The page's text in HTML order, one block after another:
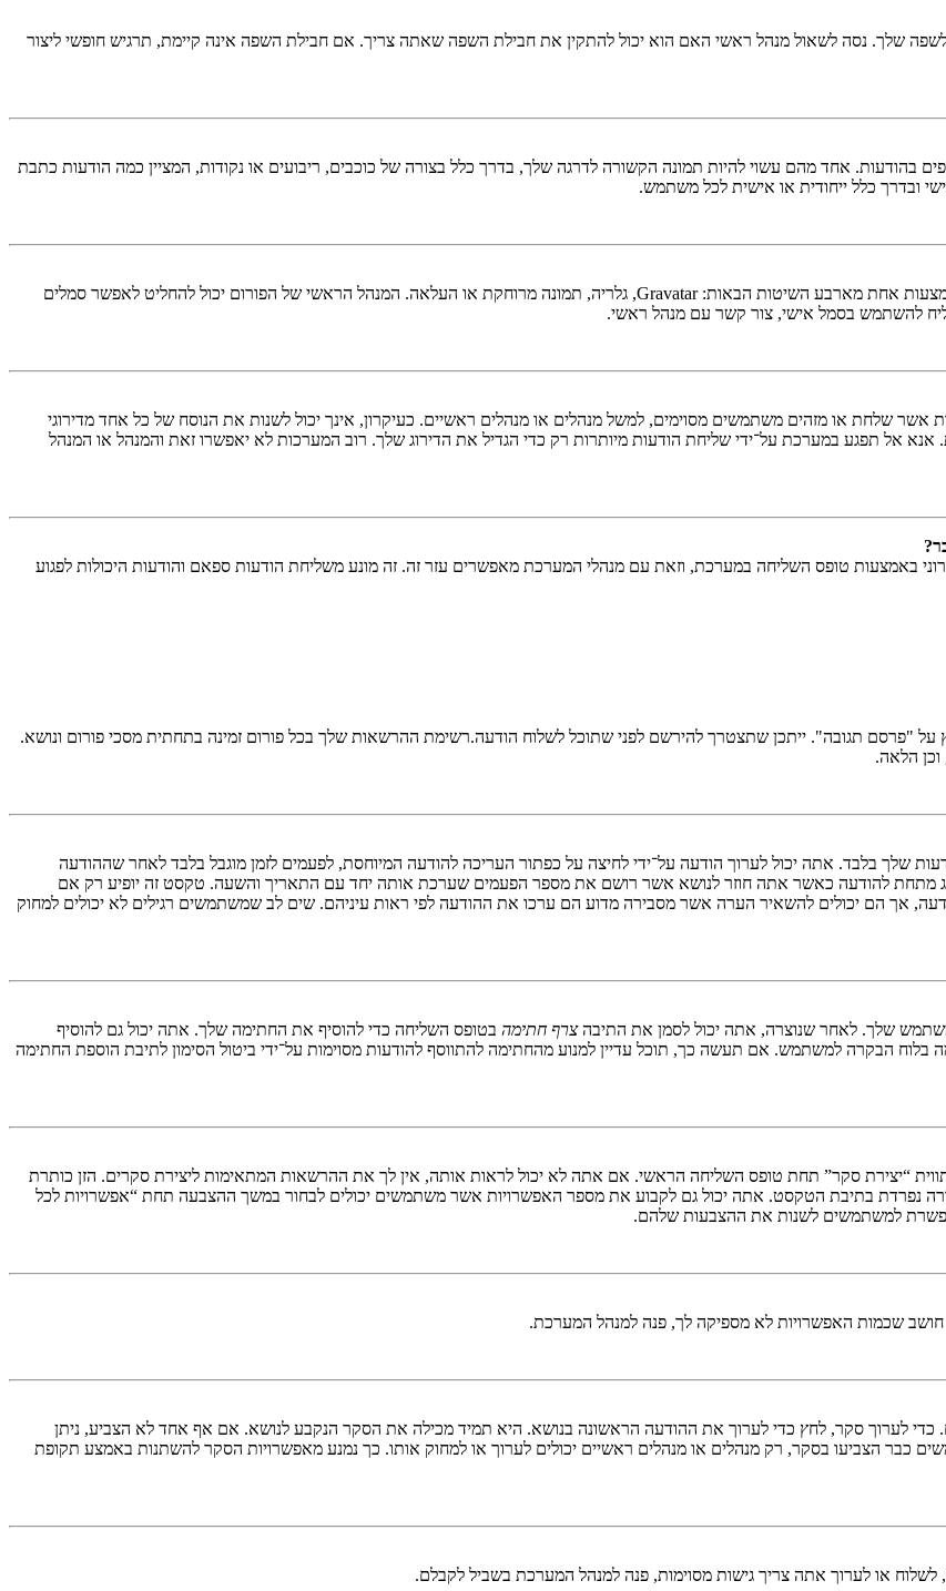
שלך. נסה לשאול מנהל ראשי האם הוא יכול להתקין את חבילת השפה שאתה צריך. אם חבילת השפה אינה קיימת, תרגיש חופשי ליצור
בהודעות. אחד מהם עשוי להיות תמונה הקשורה לדרגה שלך, בדרך כלל בצורה של כוכבים, ריבועים או נקודות, המציין כמה הודעות כתבת
ובדרך כלל ייחודית או אישית לכל משתמש.
בתוך לוח הבקרה למשתמש תחת "פרופיל" אתה יכול להוסיף סמל אישי באמצעות אחת מארבע השיטות הבאות: Gravatar, גלריה, תמונה מרוחקת או העלאה. המנהל הראשי של הפורום יכול להחליט לאפשר סמלים
להשתמש בסמל אישי, צור קשר עם מנהל ראשי.
שלחת או מזהים משתמשים מסוימים, למשל מנהלים או מנהלים ראשיים. כעיקרון, אינך יכול לשנות את הנוסח של כל אחד מדירוגי
אל תפגע במערכת על־ידי שליחת הודעות מיותרות רק כדי הגדיל את הדירוג שלך. רוב המערכות לא יאפשרו זאת והמנהל או המנהל
באמצעות טופס השליחה במערכת, וזאת עם מנהלי המערכת מאפשרים עזר זה. זה מונע משליחת הודעות ספאם והודעות היכולות לפגוע
"פרסם תגובה". ייתכן שתצטרך להירשם לפני שתוכל לשלוח הודעה.רשימת ההרשאות שלך בכל פורום זמינה בתחתית מסכי פורום ונושא.
הלאה.
שלך בלבד. אתה יכול לערוך הודעה על־ידי לחיצה על כפתור העריכה להודעה המיוחסת, לפעמים לזמן מוגבל בלבד לאחר שההודעה
מתחת להודעה כאשר אתה חוזר לנושא אשר רושם את מספר הפעמים שערכת אותה יחד עם התאריך והשעה. טקסט זה יופיע רק אם
אך הם יכולים להשאיר הערה אשר מסבירה מדוע הם ערכו את ההודעה לפי ראות עיניהם. שים לב שמשתמשים רגילים לא יכולים למחוק
שלך. לאחר שנוצרה, אתה יכול לסמן את התיבהצרף חתימה בטופס השליחה כדי להוסיף את החתימה שלך. אתה יכול גם להוסיף
הבקרה למשתמש. אם תעשה כך, תוכל עדיין למנוע מהחתימה להתווסף להודעות מסוימות על־ידי ביטול הסימון לתיבת הוספת החתימה
“יצירת סקר” תחת טופס השליחה הראשי. אם אתה לא יכול לראות אותה, אין לך את ההרשאות המתאימות ליצירת סקרים. הזן כותרת
נפרדת בתיבת הטקסט. אתה יכול גם לקבוע את מספר האפשרויות אשר משתמשים יכולים לבחור במשך ההצבעה תחת “אפשרויות לכל
שכמות האפשרויות לא מספיקה לך, פנה למנהל המערכת.
כדי לערוך סקר, לחץ כדי לערוך את ההודעה הראשונה בנושא. היא תמיד מכילה את הסקר הנקבע לנושא. אם אף אחד לא הצביע, ניתן
הצביעו בסקר, רק מנהלים או מנהלים ראשיים יכולים לערוך או למחוק אותו. כך נמנע מאפשרויות הסקר להשתנות באמצע תקופת
או לערוך אתה צריך גישות מסוימות, פנה למנהל המערכת בשביל לקבלם.